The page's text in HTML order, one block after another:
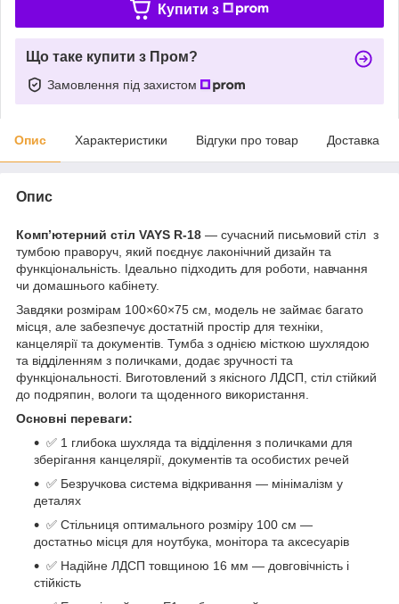
Купити з
Що таке купити з Пром?
Замовлення під захистом
Опис Характеристики Відгуки про товар Доставка
Опис
Комп’ютерний стіл VAYS R-18 — сучасний письмовий стіл з
тумбою праворуч, який поєднує лаконічний дизайн та
функціональність. Ідеально підходить для роботи, навчання
чи домашнього кабінету.
Завдяки розмірам 100×60×75 см, модель не займає багато
місця, але забезпечує достатній простір для техніки,
канцелярії та документів. Тумба з однією місткою шухлядою
та відділенням з поличками, додає зручності та
функціональності. Виготовлений з якісного ЛДСП, стіл стійкий
до подряпин, вологи та щоденного використання.
Основні переваги:
✅ 1 глибока шухляда та відділення з поличками для
зберігання канцелярії, документів та особистих речей
✅ Безручкова система відкривання — мінімалізм у
деталях
✅ Стільниця оптимального розміру 100 см —
достатньо місця для ноутбука, монітора та аксесуарів
✅ Надійне ЛДСП товщиною 16 мм — довговічність і
стійкість